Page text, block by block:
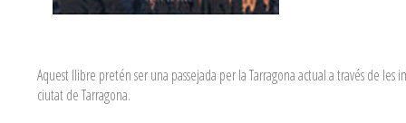
Aquest llibre pretén ser una passejada per la Tarragona actual a través de
ciutat de Tarragona.